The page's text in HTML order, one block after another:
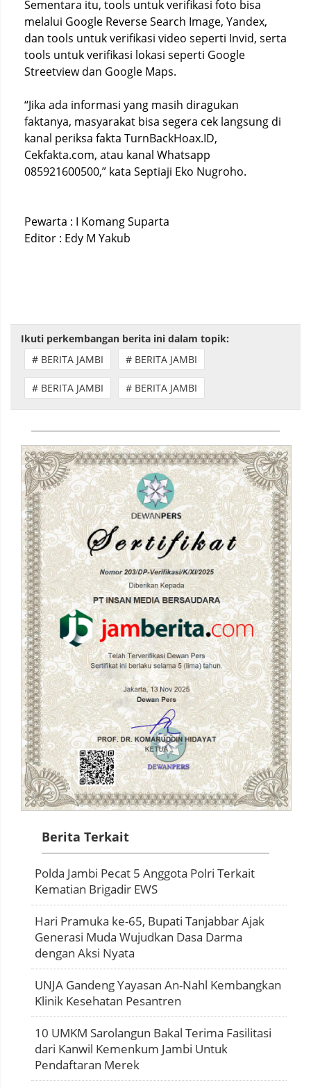
Sementara itu, tools untuk verifikasi foto bisa
melalui Google Reverse Search Image, Yandex,
dan tools untuk verifikasi video seperti Invid, serta
tools untuk verifikasi lokasi seperti Google
Streetview dan Google Maps.
“Jika ada informasi yang masih diragukan
faktanya, masyarakat bisa segera cek langsung di
kanal periksa fakta TurnBackHoax.ID,
Cekfakta.com, atau kanal Whatsapp
085921600500,” kata Septiaji Eko Nugroho.
Pewarta : I Komang Suparta
Editor : Edy M Yakub
Ikuti perkembangan berita ini dalam topik:
# BERITA JAMBI
# BERITA JAMBI
# BERITA JAMBI # BERITA JAMBI
Berita Terkait
Polda Jambi Pecat 5 Anggota Polri Terkait
Kematian Brigadir EWS
Hari Pramuka ke-65, Bupati Tanjabbar Ajak
Generasi Muda Wujudkan Dasa Darma
dengan Aksi Nyata
UNJA Gandeng Yayasan An-Nahl Kembangkan
Klinik Kesehatan Pesantren
10 UMKM Sarolangun Bakal Terima Fasilitasi
dari Kanwil Kemenkum Jambi Untuk
Pendaftaran Merek